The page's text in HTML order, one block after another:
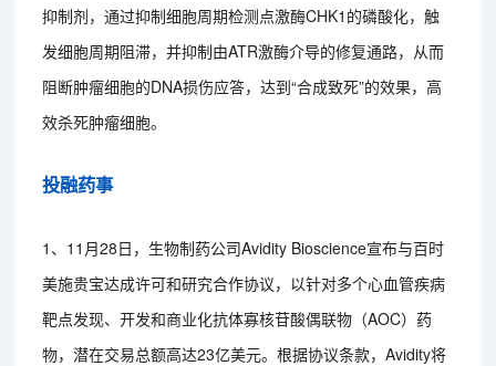
抑制剂，通过抑制细胞周期检测点激酶CHK1的磷酸化，触
发细胞周期阻滞，并抑制由ATR激酶介导的修复通路，从而
阻断肿瘤细胞的DNA损伤应答，达到“合成致死”的效果，高
效杀死肿瘤细胞。
投融药事
1、11月28日，生物制药公司Avidity Bioscience宣布与百时
美施贵宝达成许可和研究合作协议，以针对多个心血管疾病
靶点发现、开发和商业化抗体寡核苷酸偶联物（AOC）药
物，潜在交易总额高达23亿美元。根据协议条款，Avidity将